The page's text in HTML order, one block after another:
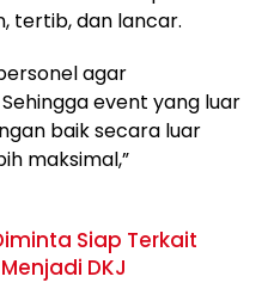
tertib, dan lancar.
agar
event yang luar
baik secara luar
maksimal,”
Siap Terkait
DKJ